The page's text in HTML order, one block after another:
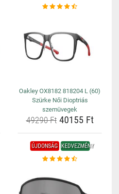
Oakley OX8182 818204 L (60)
Szürke Női Dioptriás
szemüvegek
49290 Ft40155 Ft
ÚJDONSÁG KEDVEZMÉNY